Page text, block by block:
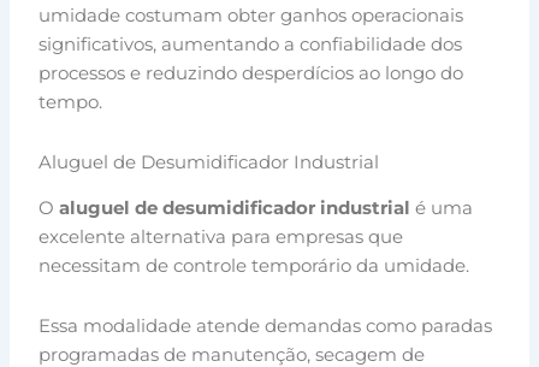
umidade costumam obter ganhos operacionais
significativos, aumentando a confiabilidade dos
processos e reduzindo desperdícios ao longo do
tempo.
Aluguel de Desumidificador Industrial
Oaluguel de desumidificador industrial é uma
excelente alternativa para empresas que
necessitam de controle temporário da umidade.
Essa modalidade atende demandas como paradas
programadas de manutenção, secagem de